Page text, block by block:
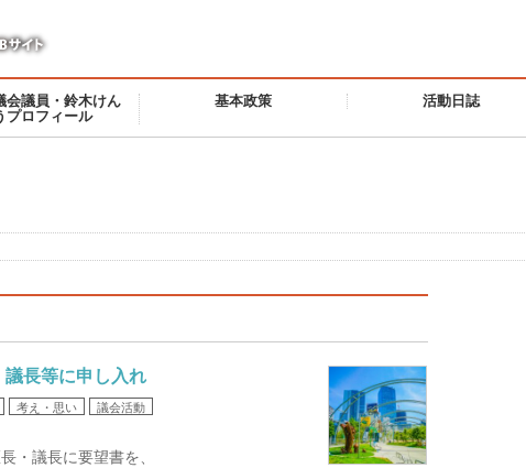
会議員・鈴木けん
プロフィール
基本政策 活動日誌
長等に申し入れ
考え・思い
議会活動
・議長に要望書を、